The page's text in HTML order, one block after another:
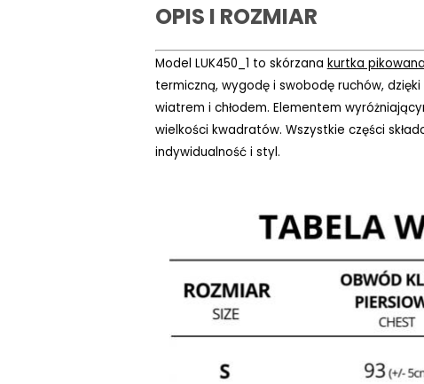
OPIS I ROZMIAR
Model LUK450_1 to skórzana kurtka pikowana
termiczną, wygodę i swobodę ruchów,
wiatrem i chłodem. Elementem
wielkości kwadratów. Wszystkie części
indywidualność i styl.